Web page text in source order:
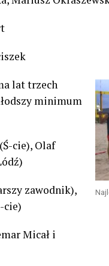
lat trzech
minimum
cie), Olaf
zawodnik),
cie)
Micał i